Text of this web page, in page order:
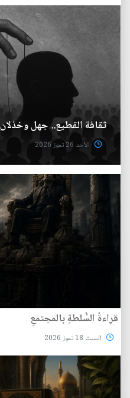
ثقافة القطيع.. جهل وخذلان
الأحد 26 تموز 2026
قراءةُ السُّلطةِ بالمجتمعِ
السبت 18 تموز 2026